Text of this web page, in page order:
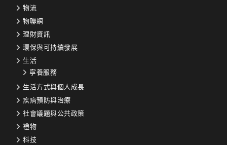
物流
物聯網
理財資訊
環保與可持續發展
生活
寧養服務
生活方式與個人成長
疾病預防與治療
社會議題與公共政策
禮物
科技